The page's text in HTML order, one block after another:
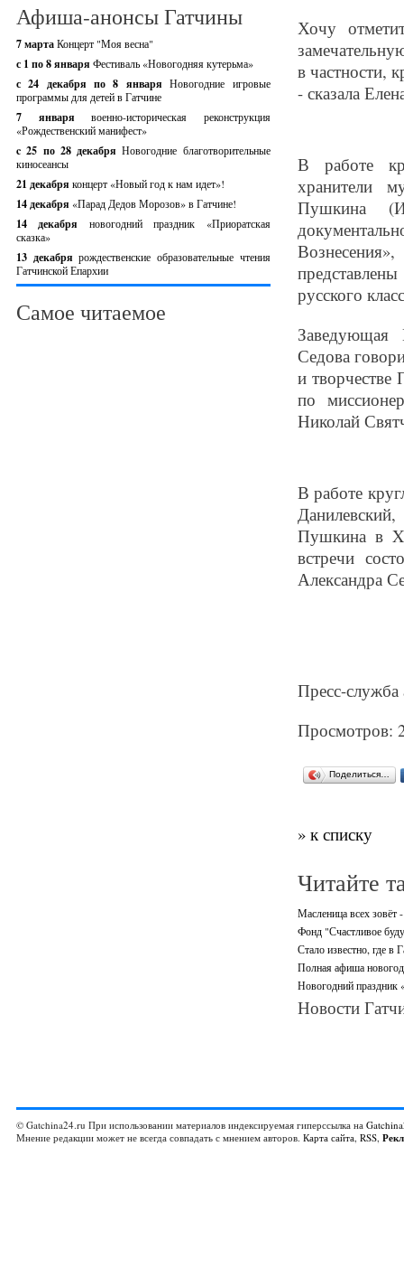
Афиша-анонсы Гатчины
7 мартаКонцерт "Моя весна"
с 1 по 8 января Фестиваль «Новогодняя кутерьма»
с 24 декабря по 8 январяНовогодние игровые
программы для детей в Гатчине
7 январявоенно-историческая реконструкция
«Рождественский манифест»
c 25 по 28 декабряНовогодние благотворительные
киносеансы
21 декабря концерт «Новый год к нам идет»!
14 декабря «Парад Дедов Морозов» в Гатчине!
14 декабря новогодний праздник «Приоратская
сказка»
13 декабрярождественские образовательные чтения
Гатчинской Епархии
Самое читаемое
Хочу
в частности,
- сказала
В работе
хранители
Пушкина
русского
Седова
и
по
Николай
В работе
Пушкина в
встречи
Александра
Пресс-служба
Просмотров:
Поделиться…
» к списку
Читайте
Масленица всех зовёт
Фонд "Счастливое
Стало известно, где в
Полная афиша
Новогодний праздник
Новости
© Gatchina24.ru При использовании материалов индексируемая гиперссылка на
Мнение редакции может не всегда совпадать с мнением авторов. Карта сайта, RSS,